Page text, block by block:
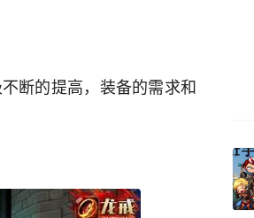
断的提高，装备的需求和